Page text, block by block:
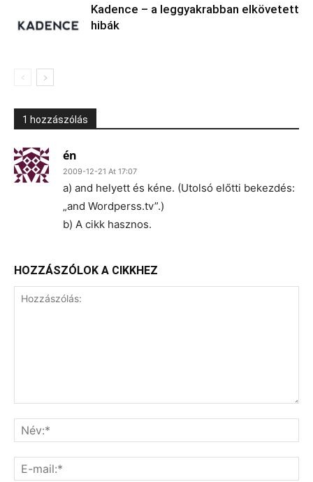
Kadence – a leggyakrabban elkövetett
hibák
1 hozzászólás
én
2009-12-21 At 17:07
a) and helyett és kéne. (Utolsó előtti bekezdés:
„and Wordperss.tv”.)
b) A cikk hasznos.
HOZZÁSZÓLOK A CIKKHEZ